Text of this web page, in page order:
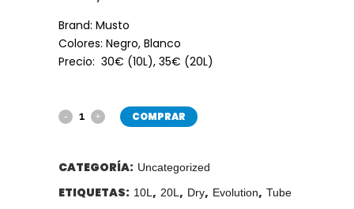
Brand: Musto
Colores: Negro, Blanco
Precio: 30€ (10L), 35€ (20L)
COMPRAR
CATEGORÍA: Uncategorized
ETIQUETAS: 10L , 20L , Dry, Evolution, Tube